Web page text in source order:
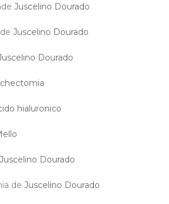
Juscelino Dourado
Juscelino Dourado
Dourado
hialuronico
Juscelino Dourado
de Juscelino Dourado